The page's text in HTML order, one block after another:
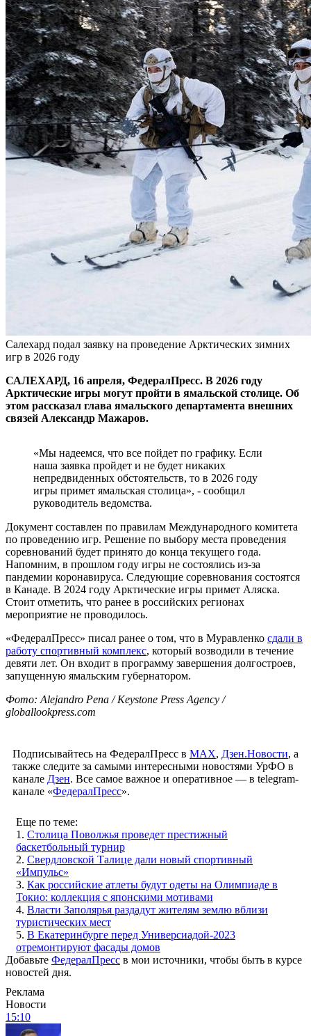
Салехард подал заявку на проведение Арктических зимних
игр в 2026 году
САЛЕХАРД, 16 апреля, ФедералПресс. В 2026 году
Арктические игры могут пройти в ямальской столице. Об
этом рассказал глава ямальского департамента внешних
связей Александр Мажаров.
«Мы надеемся, что все пойдет по графику. Если
наша заявка пройдет и не будет никаких
непредвиденных обстоятельств, то в 2026 году
игры примет ямальская столица», - сообщил
руководитель ведомства.
Документ составлен по правилам Международного комитета
по проведению игр. Решение по выбору места проведения
соревнований будет принято до конца текущего года.
Напомним, в прошлом году игры не состоялись из-за
пандемии коронавируса. Следующие соревнования состоятся
в Канаде. В 2024 году Арктические игры примет Аляска.
Стоит отметить, что ранее в российских регионах
мероприятие не проводилось.
«ФедералПресс» писал ранее о том, что в Муравленко сдали в
работу спортивный комплекс, который возводили в течение
девяти лет. Он входит в программу завершения долгостроев,
запущенную ямальским губернатором.
Фото: Alejandro Pena / Keystone Press Agency /
globallookpress.com
Подписывайтесь на ФедералПресс в МАХ, Дзен.Новости, а
также следите за самыми интересными новостями УрФО в
канале Дзен. Все самое важное и оперативное — в telegram-
канале «ФедералПресс».
Еще по теме:
1. Столица Поволжья проведет престижный
баскетбольный турнир
2. Свердловской Талице дали новый спортивный
«Импульс»
3. Как российские атлеты будут одеты на Олимпиаде в
Токио: коллекция с японскими мотивами
4. Власти Заполярья раздадут жителям землю вблизи
туристических мест
5. В Екатеринбурге перед Универсиадой-2023
отремонтируют фасады домов
Добавьте ФедералПресс в мои источники, чтобы быть в курсе
новостей дня.
Реклама
Новости
15:10